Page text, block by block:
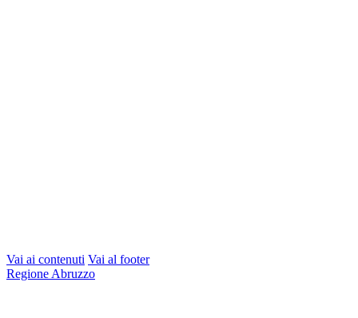
Vai ai contenuti Vai al footer
Regione Abruzzo